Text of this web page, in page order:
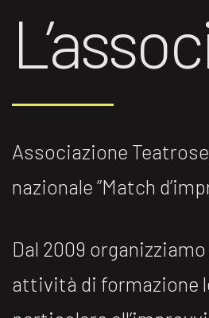
Associazione
nazionale ”Match
Dal 2009
attività di formazione